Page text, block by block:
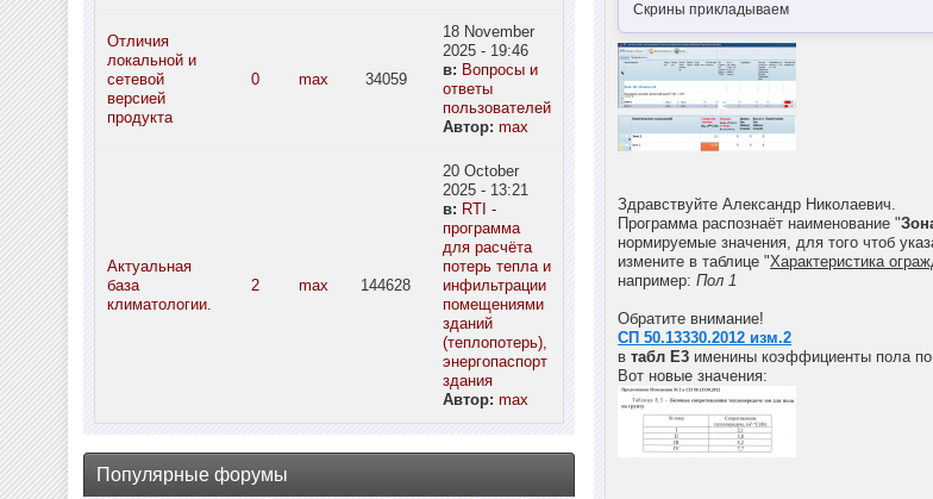
Отличия
локальной и
сетевой
версией
продукта
0 max 34059
18 November
2025 - 19:46
в: Вопросы и
ответы
пользователей
Автор:max
Актуальная
база
климатологии.
2 max 144628
20 October
2025 - 13:21
в: RTI -
программа
для расчёта
потерь тепла и
инфильтрации
помещениями
зданий
(теплопотерь),
энергопаспорт
здания
Автор:max
Популярные форумы
Скрины прикладываем
Здравствуйте Александр Николаевич.
Программа распознаёт наименование "
нормируемые значения, для того чтоб
измените в таблице "Характеристика
например:Пол 1
Обратите внимание!
СП 50.13330.2012 изм.2
втабл Е3 именины коэффициенты пола
Вот новые значения: